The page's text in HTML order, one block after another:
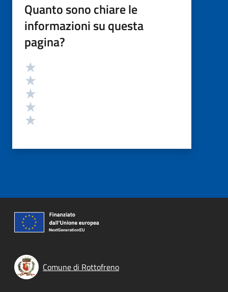
Quanto sono chiare le
informazioni su questa
pagina?
Valutazione
Comune di Rottofreno